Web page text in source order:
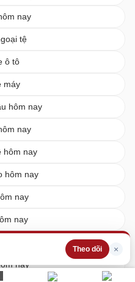
Theo dõi ×
nay
tệ
ô tô
máy
hôm nay
nay
hôm nay
hôm nay
nay
nay
nay